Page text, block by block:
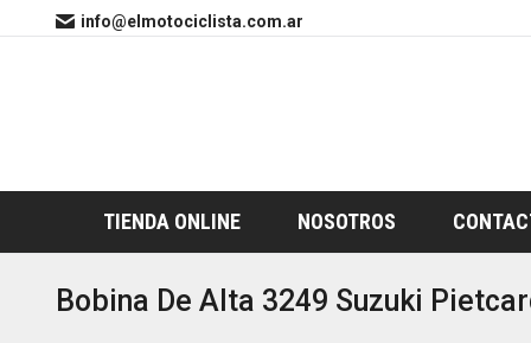
info@elmotociclista.com.ar
TIENDA ONLINE NOSOTROS
Bobina De Alta 3249 Suzuki